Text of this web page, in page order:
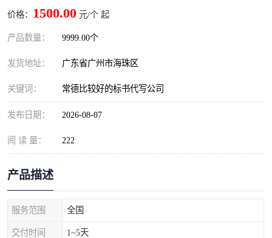
价格： 1500.00 元/个 起
产品数量： 9999.00个
发货地址： 广东省广州市海珠区
关键词： 常德比较好的标书代写公司
发布日期： 2026-08-07
阅 读 量： 222
产品描述
服务范围 全国
交付时间 1~5天